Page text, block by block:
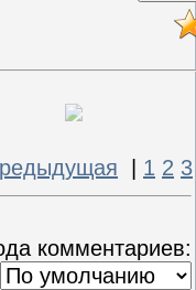
1 2 3
комментариев: